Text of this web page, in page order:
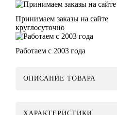
Принимаем заказы на сайте
круглосуточно
Работаем с 2003 года
ОПИСАНИЕ ТОВАРА
ХАРАКТЕРИСТИКИ